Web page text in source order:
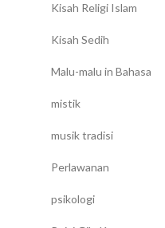
Kisah Religi Islam
Kisah Sedih
Malu-malu in Bahasa
mistik
musik tradisi
Perlawanan
psikologi